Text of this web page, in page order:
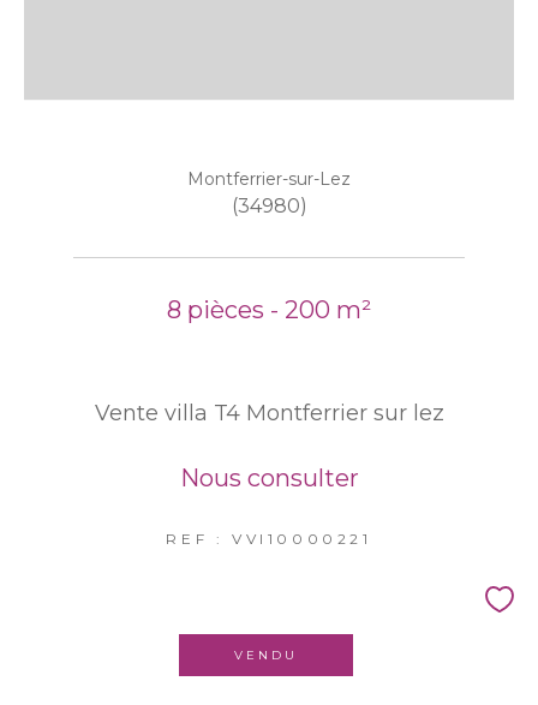
Montferrier-sur-Lez
(34980)
8 pièces - 200 m²
Vente villa T4 Montferrier sur lez
Nous consulter
REF : VVI10000221
VENDU